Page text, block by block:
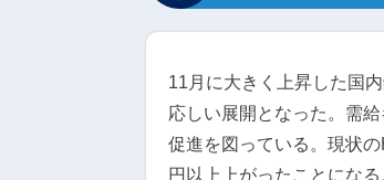
11月に大きく上昇した国
応しい展開となった。需
促進を図っている。現状
円以上上がったことになる